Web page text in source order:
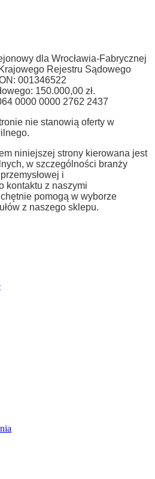
dla Wrocławia-Fabrycznej
Rejestru Sądowego
001346522
150.000,00 zł.
0000 0000 2762 2437
nie stanowią oferty w
niniejszej strony kierowana jest
w szczególności branży
i
kontaktu z naszymi
pomogą w wyborze
z naszego sklepu.